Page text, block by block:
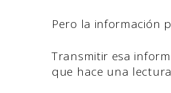
Pero la información
Transmitir esa
que hace una